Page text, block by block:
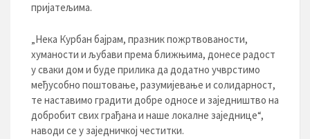
пријатељима.
„Нека Курбан бајрам, празник пожртвованости,
хуманости и љубави према ближњима, донесе радост
у сваки дом и буде прилика да додатно учврстимо
међусобно поштовање, разумијевање и солидарност,
те наставимо градити добре односе и заједништво на
добробит свих грађана и наше локалне заједнице“,
наводи се у заједничкој честитки.